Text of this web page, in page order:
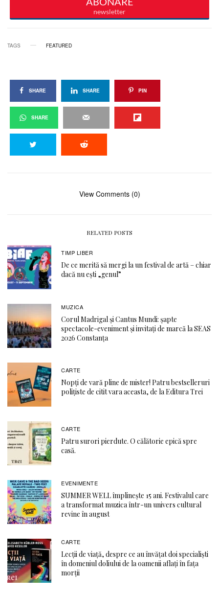
TAGS FEATURED
SHARE SHARE PIN
SHARE
View Comments (0)
RELATED POSTS
TIMP LIBER
De ce merită să mergi la un festival de artă – chiar
dacă nu ești „genul”
MUZICA
Corul Madrigal și Cantus Mundi: șapte
spectacole-eveniment și invitați de marcă la SEAS
2026 Constanța
CARTE
Nopți de vară pline de mister! Patru bestselleruri
polițiste de citit vara aceasta, de la Editura Trei
CARTE
Patru surori pierdute. O călătorie epică spre
casă.
EVENIMENTE
SUMMER WELL împlinește 15 ani. Festivalul care
a transformat muzica într-un univers cultural
revine în august
CARTE
Lecții de viață, despre ce au învățat doi specialiști
în domeniul doliului de la oamenii aflați în fața
morții